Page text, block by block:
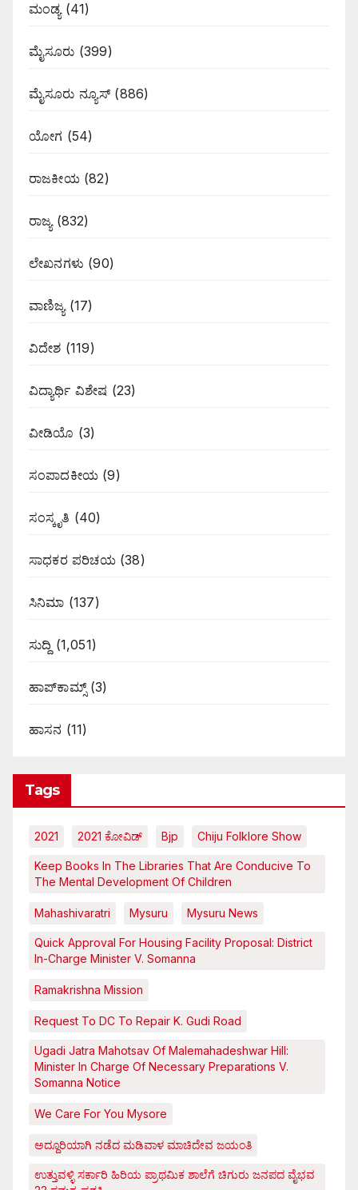
ಮಂಡ್ಯ(41)
ಮೈಸೂರು (399)
ಮೈಸೂರು ನ್ಯೂಸ್(886)
ಯೋಗ (54)
ರಾಜಕೀಯ(82)
ರಾಜ್ಯ(832)
ಲೇಖನಗಳು (90)
ವಾಣಿಜ್ಯ(17)
ವಿದೇಶ (119)
ವಿದ್ಯಾರ್ಥಿ ವಿಶೇಷ (23)
ವೀಡಿಯೊ (3)
ಸಂಪಾದಕೀಯ (9)
ಸಂಸ್ಕೃತಿ (40)
ಸಾಧಕರ ಪರಿಚಯ(38)
ಸಿನಿಮಾ (137)
ಸುದ್ದಿ (1,051)
ಹಾಪ್‌ಕಾಮ್ಸ್‌(3)
ಹಾಸನ (11)
Tags
2021 2021 ಕೋವಿಡ್‌ Bjp Chiju Folklore Show
Keep Books In The Libraries That Are Conducive To
The Mental Development Of Children
Mahashivaratri Mysuru Mysuru News
Quick Approval For Housing Facility Proposal: District
In-Charge Minister V. Somanna
Ramakrishna Mission
Request To DC To Repair K. Gudi Road
Ugadi Jatra Mahotsav Of Malemahadeshwar Hill:
Minister In Charge Of Necessary Preparations V.
Somanna Notice
We Care For You Mysore
ಅದ್ದೂರಿಯಾಗಿ ನಡೆದ ಮಡಿವಾಳ ಮಾಚಿದೇವ ಜಯಂತಿ
ಉತ್ತುವಳ್ಳಿ ಸರ್ಕಾರಿ ಹಿರಿಯ ಪ್ರಾಥಮಿಕ ಶಾಲೆಗೆ ಚಿಗುರು ಜನಪದ ವೈಭವ